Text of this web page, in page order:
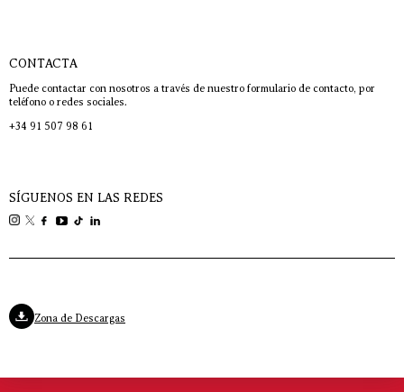
CONTACTA
Puede contactar con nosotros a través de nuestro formulario de contacto, por
teléfono o redes sociales.
+34 91 507 98 61
SÍGUENOS EN LAS REDES
Zona de Descargas